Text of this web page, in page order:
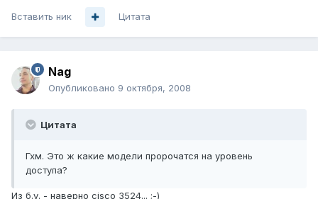
Вставить ник Цитата
Nag
Опубликовано 9 октября, 2008
Цитата
Гхм. Это ж какие модели пророчатся на уровень
доступа?
Из б.у. - наверно cisco 3524... ;-)